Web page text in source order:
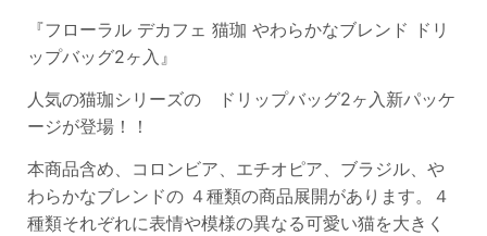
『フローラル デカフェ 猫珈 やわらかなブレンド ドリ
ップバッグ2ヶ入』
人気の猫珈シリーズの ドリップバッグ2ヶ入新パッケ
ージが登場！！
本商品含め、コロンビア、エチオピア、ブラジル、や
わらかなブレンドの ４種類の商品展開があります。４
種類それぞれに表情や模様の異なる可愛い猫を大きく